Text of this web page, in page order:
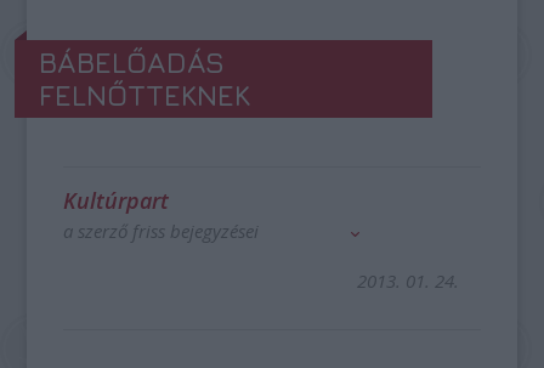
BÁBELŐADÁS
FELNŐTTEKNEK
Kultúrpart
a szerző friss bejegyzései
2013. 01. 24.